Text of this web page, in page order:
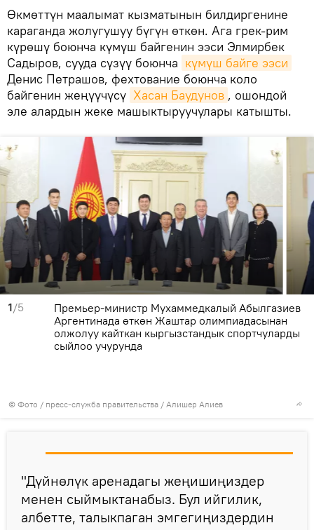
Өкмөттүн маалымат кызматынын билдиргенине
караганда жолугушуу бүгүн өткөн. Ага грек-рим
күрөшү боюнча күмүш байгенин ээси Элмирбек
Садыров, сууда сүзүү боюнча күмүш байге ээси
Денис Петрашов, фехтование боюнча коло
байгенин жеңүүчүсү Хасан Баудунов , ошондой
эле алардын жеке машыктыруучулары катышты.
1/5
© Фото / пресс-служба правительства / Алишер Алиев
Премьер-министр Мухаммедкалый Абылгазиев
Аргентинада өткөн Жаштар олимпиадасынан
олжолуу кайткан кыргызстандык спортчуларды
сыйлоо учурунда
"Дүйнөлүк аренадагы жеңишиңиздер
менен сыймыктанабыз. Бул ийгилик,
албетте, талыкпаган эмгегиңиздердин